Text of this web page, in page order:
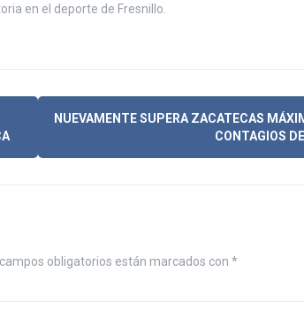
en el deporte de Fresnillo.
NUEVAMENTE SUPERA ZACATECAS
CONTAGIOS
campos obligatorios están marcados con *